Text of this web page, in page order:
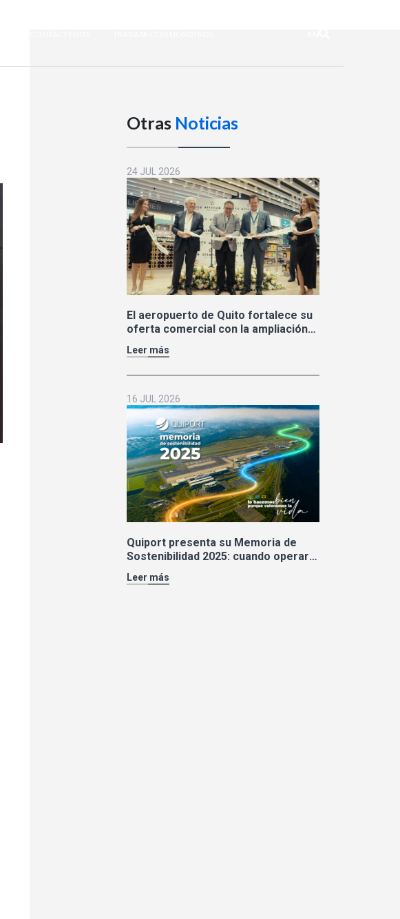
Otras Noticias
24 JUL 2026
El aeropuerto de Quito fortalece su
oferta comercial con la ampliación
de Polo Ralph Lauren y Adidas
Leer más
16 JUL 2026
Quiport presenta su Memoria de
Sostenibilidad 2025: cuando operar
Leer más